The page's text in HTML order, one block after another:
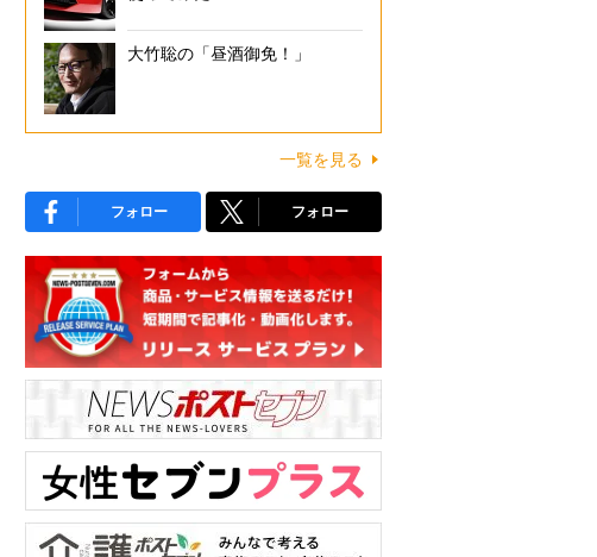
大竹聡の「昼酒御免！」
一覧を見る
フォロー フォロー